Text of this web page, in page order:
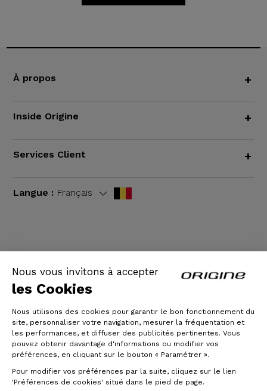
Nous vous invitons à accepter
les Cookies
Nous utilisons des cookies pour garantir le bon fonctionnement du
site, personnaliser votre navigation, mesurer la fréquentation et
les performances, et diffuser des publicités pertinentes. Vous
pouvez obtenir davantage d'informations ou modifier vos
préférences, en cliquant sur le bouton « Paramétrer ».
Pour modifier vos préférences par la suite, cliquez sur le lien
'Préférences de cookies' situé dans le pied de page.
À propos +
Inside Origine +
Services Client +
Langue : Français
© Origine Cycles